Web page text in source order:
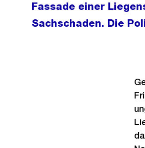
Fassade einer
Sachschaden. Die